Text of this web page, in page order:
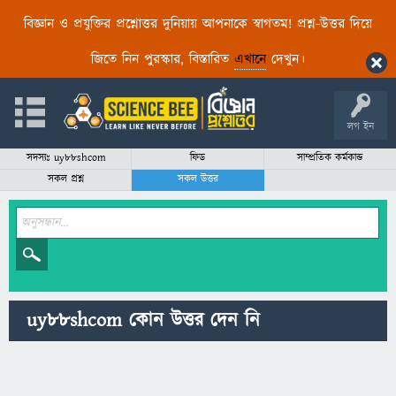
বিজ্ঞান ও প্রযুক্তির প্রশ্নোত্তর দুনিয়ায় আপনাকে স্বাগতম! প্রশ্ন-উত্তর দিয়ে
জিতে নিন পুরস্কার, বিস্তারিত এখানেদেখুন।
লগ ইন
সদস্যঃ uy88shcom ফিড
সাম্প্রতিক কর্মকান্ড
সকল প্রশ্ন
সকল উত্তর
uy88shcom কোন উত্তর দেন নি